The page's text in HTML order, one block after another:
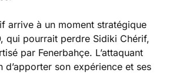
arrive à un moment stratégique
qui pourrait perdre Sidiki Chérif,
par Fenerbahçe. L’attaquant
d’apporter son expérience et ses